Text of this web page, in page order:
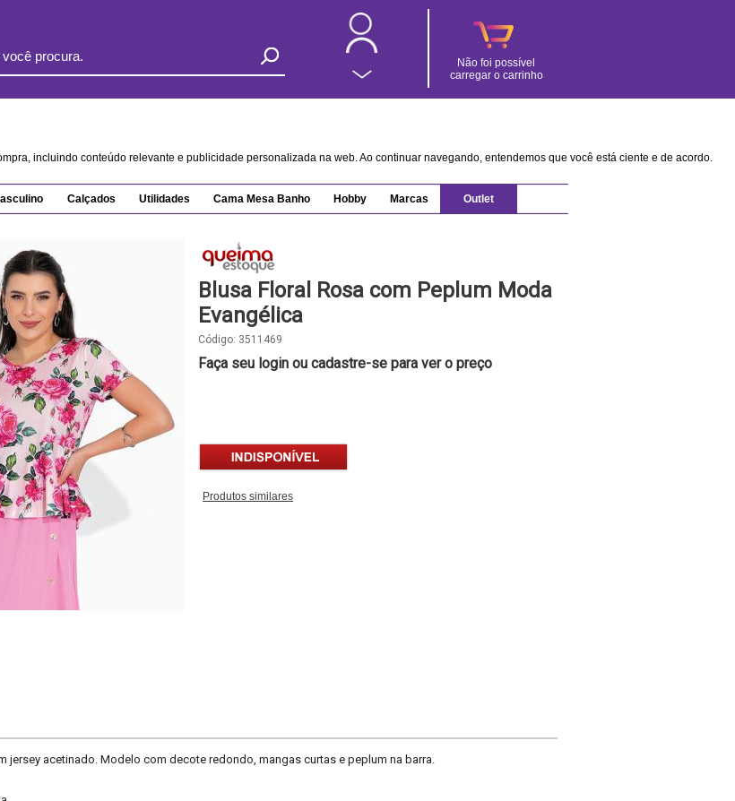
Não foi possível
carregar o carrinho
incluindo conteúdo relevante e publicidade personalizada na web. Ao continuar navegando, entendemos que você está ciente e de acordo.
Calçados Utilidades Cama Mesa Banho Hobby Marcas Outlet
Blusa Floral Rosa com Peplum Moda
Evangélica
Código: 3511469
Faça seu login ou cadastre-se para ver o preço
Produtos similares
jersey acetinado. Modelo com decote redondo, mangas curtas e peplum na barra.